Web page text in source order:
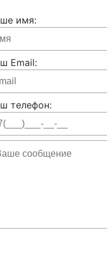
имя:
Email:
телефон: